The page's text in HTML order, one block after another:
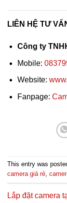
LIÊN HỆ TƯ
Công ty
Mobile:
Website:
Fanpage:
This entry was
camera giá rẻ,
Lắp đặt camera